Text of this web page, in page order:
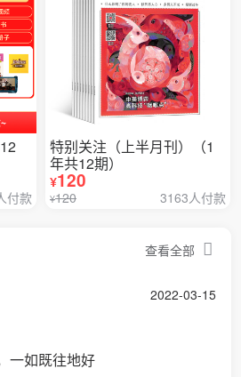
付款
特别关注（上半月刊）（1
年共12期）
¥120
¥120 3163人付款
查看全部
2022-03-15
一如既往地好